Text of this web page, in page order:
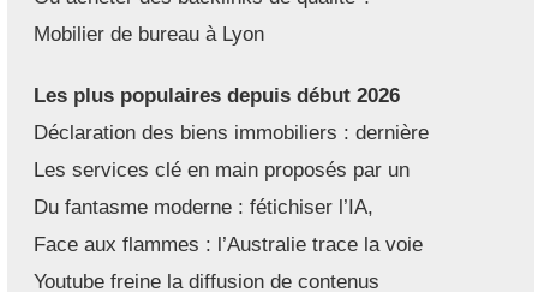
Mobilier de bureau à Lyon
Les plus populaires depuis début 2026
Déclaration des biens immobiliers : dernière
Les services clé en main proposés par un
Du fantasme moderne : fétichiser l’IA,
Face aux flammes : l’Australie trace la voie
Youtube freine la diffusion de contenus